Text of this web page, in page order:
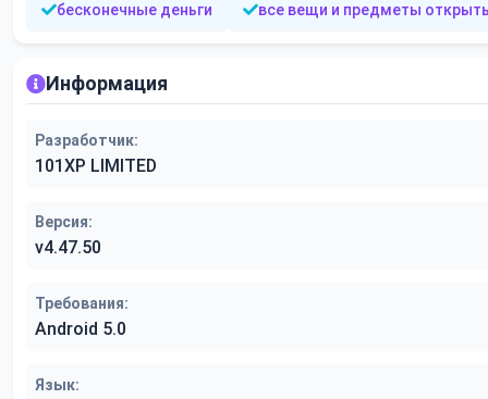
бесконечные деньги все вещи и предметы
Информация
Разработчик:
101XP LIMITED
Версия:
v4.47.50
Требования:
Android 5.0
Язык: